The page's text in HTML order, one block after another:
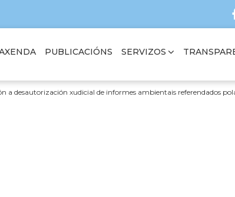
PUBLICACIÓNS SERVIZOS
a desautorización xudicial de informes ambientais referendados